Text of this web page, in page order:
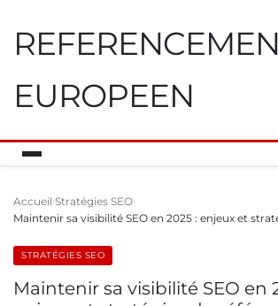
EUROPEEN
Accueil Stratégies SEO
Maintenir sa visibilité SEO en 2025 : enjeux et
STRATÉGIES SEO
Maintenir sa visibilité SEO en